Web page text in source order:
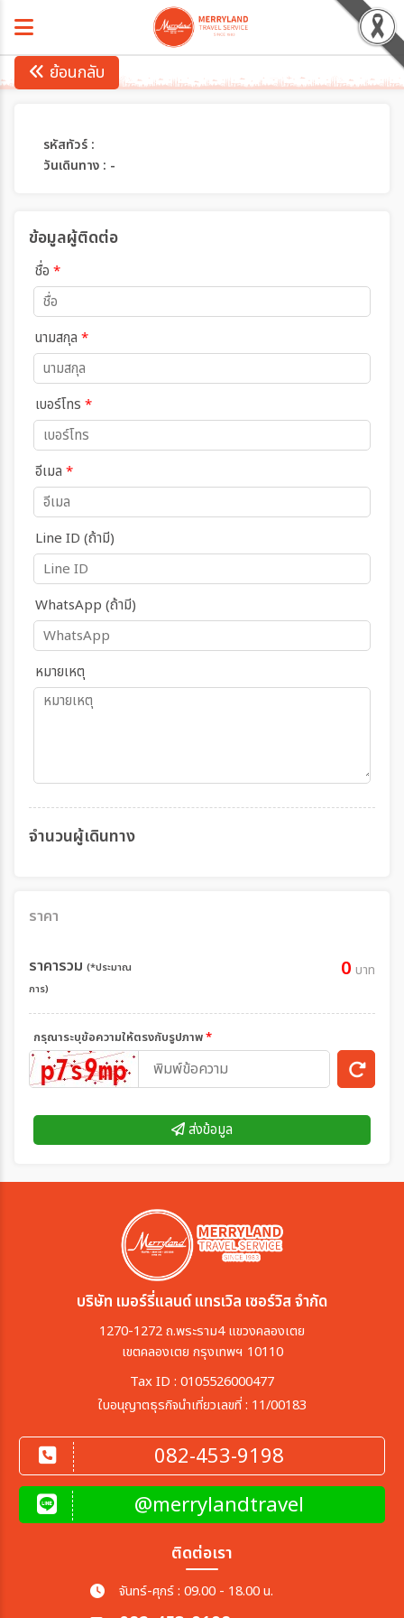
ย้อนกลับ
รหัสทัวร์ :
วันเดินทาง : -
ข้อมูลผู้ติดต่อ
ชื่อ *
นามสกุล *
เบอร์โทร *
อีเมล *
Line ID (ถ้ามี)
WhatsApp (ถ้ามี)
หมายเหตุ
จำนวนผู้เดินทาง
ราคา
ราคารวม (*ประมาณ
การ)
0 บาท
กรุณาระบุข้อความให้ตรงกับรูปภาพ*
ส่งข้อมูล
บริษัท เมอร์รี่แลนด์ แทรเวิล เซอร์วิส จำกัด
1270-1272 ถ.พระราม4 แขวงคลองเตย
เขตคลองเตย กรุงเทพฯ 10110
Tax ID : 0105526000477
ใบอนุญาตธุรกิจนำเที่ยวเลขที่ : 11/00183
082-453-9198
@merrylandtravel
ติดต่อเรา
จันทร์-ศุกร์ : 09.00 - 18.00 น.